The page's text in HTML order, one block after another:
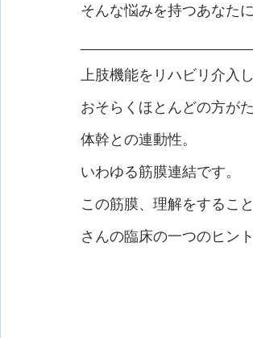
そんな悩みを持つあなた
上肢機能をリハビリ介入
おそらくほとんどの方が
体幹との連動性。
いわゆる筋膜連結です。
この筋膜、理解をするこ
さんの臨床の一つのヒン